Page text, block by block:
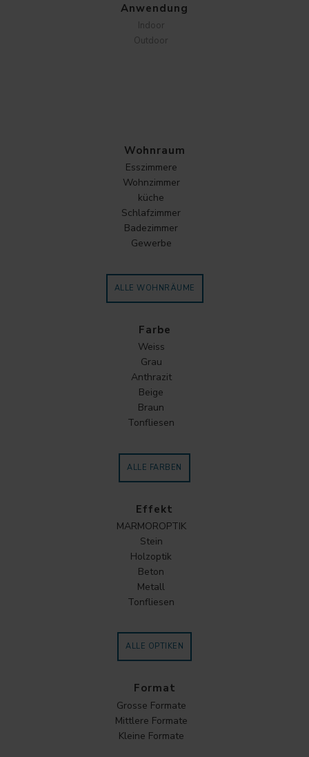
Anwendung
Indoor
Outdoor
Wohnraum
Esszimmere
Wohnzimmer
küche
Schlafzimmer
Badezimmer
Gewerbe
ALLE WOHNRÄUME
Farbe
Weiss
Grau
Anthrazit
Beige
Braun
Tonfliesen
ALLE FARBEN
Effekt
MARMOROPTIK
Stein
Holzoptik
Beton
Metall
Tonfliesen
ALLE OPTIKEN
Format
Grosse Formate
Mittlere Formate
Kleine Formate